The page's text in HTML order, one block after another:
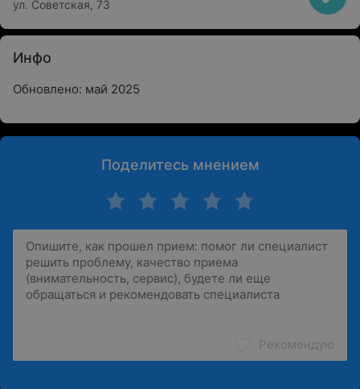
ул. Советская, 73
Инфо
Обновлено: май 2025
Поделитесь мнением
Рекомендую